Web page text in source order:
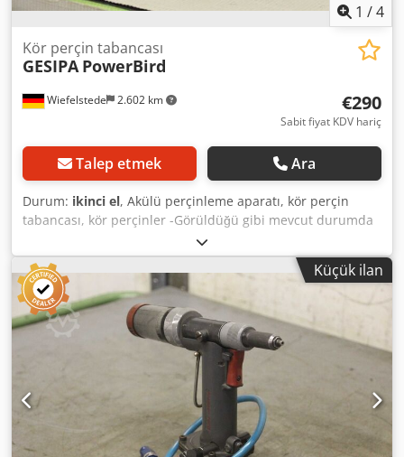
1 /4
Wiefelstede 2.602 km
Kör perçin tabancası
GESIPA PowerBird
€290
Sabit fiyat KDV hariç
Talep etmek Ara
Durum: ikinci el, Akülü perçinleme aparatı, kör perçin
tabancası, kör perçinler -Görüldüğü gibi mevcut durumda
transfer -Cihaz çalışıyor, piller arızalı - piller olmadan -
Boyutlar: 345/90 / H250 mm -Ağırlık: 5,3 kg Cjdpsdz Ul Iofx
Aa Teha
Küçük ilan